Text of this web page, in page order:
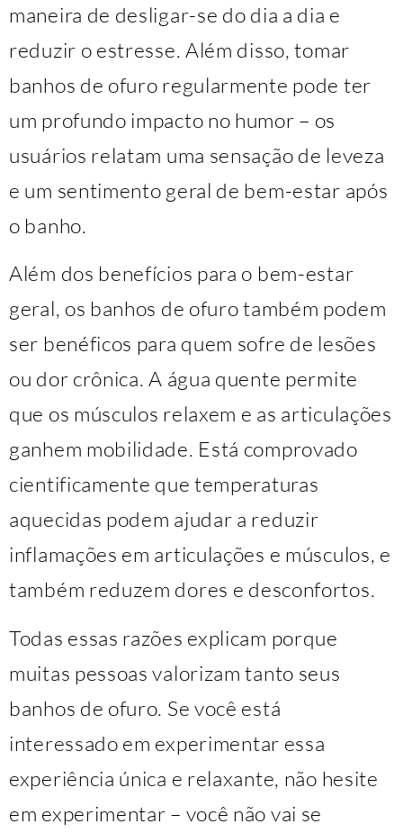
maneira de desligar-se do dia a dia e
reduzir o estresse. Além disso, tomar
banhos de ofuro regularmente pode ter
um profundo impacto no humor – os
usuários relatam uma sensação de leveza
e um sentimento geral de bem-estar após
o banho.
Além dos benefícios para o bem-estar
geral, os banhos de ofuro também podem
ser benéficos para quem sofre de lesões
ou dor crônica. A água quente permite
que os músculos relaxem e as articulações
ganhem mobilidade. Está comprovado
cientificamente que temperaturas
aquecidas podem ajudar a reduzir
inflamações em articulações e músculos, e
também reduzem dores e desconfortos.
Todas essas razões explicam porque
muitas pessoas valorizam tanto seus
banhos de ofuro. Se você está
interessado em experimentar essa
experiência única e relaxante, não hesite
em experimentar – você não vai se